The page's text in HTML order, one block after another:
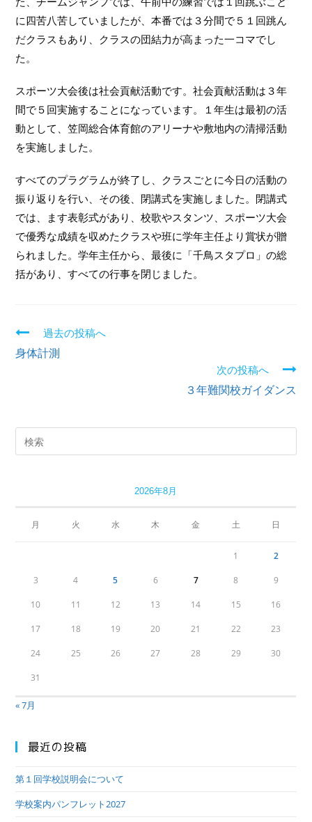
に四苦八苦していましたが、本番では３分間で５１回跳ん
だクラスもあり、クラスの団結力が高まった一コマでし
た。
スポーツ大会後は社会貢献活動です。社会貢献活動は３年
間で５回実施することになっています。１年生は最初の活
動として、笠岡総合体育館のアリーナや敷地内の清掃活動
を実施しました。
すべてのプラグラムが終了し、クラスごとに今日の活動の
振り返りを行い、その後、閉講式を実施しました。閉講式
では、ます表彰式があり、校歌やスタンツ、スポーツ大会
で優秀な成績を収めたクラスや班に学年主任より賞状が贈
られました。学年主任から、最後に「千鳥スタプロ」の総
括があり、すべての行事を閉じました。
続
む
過去の投稿へ
身体計測
次の投稿へ
３年難関校ガイダンス
2026年8月
月 火 水 木 金 土 日
1 2
3 4 5 6 7 8 9
10 11 12 13 14 15 16
17 18 19 20 21 22 23
24 25 26 27 28 29 30
31
« 7月
最近の投稿
第１回学校説明会について
学校案内パンフレット2027